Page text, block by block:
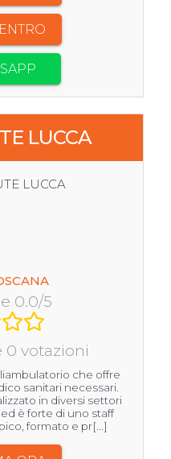
LUCCA
0.0/5
0 votazioni
che offre
sanitari necessari.
in diversi settori
è forte di uno staff
formato e pr[...]